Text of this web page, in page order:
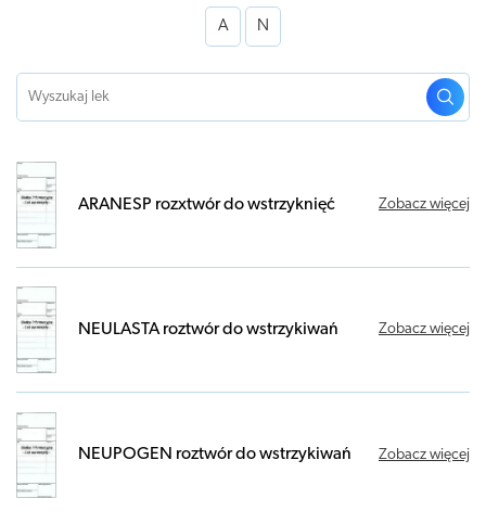
A N
ARANESP rozxtwór do wstrzyknięć Zobacz więcej
NEULASTA roztwór do wstrzykiwań Zobacz więcej
NEUPOGEN roztwór do wstrzykiwań Zobacz więcej